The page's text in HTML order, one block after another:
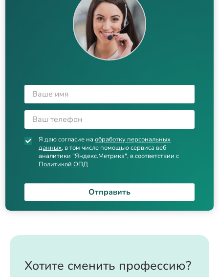
Я даю согласие наобработку персональных
данных, в том числе помощью сервиса веб-
аналитики "Яндекс.Метрика", в соответствии с
Политикой ОПД
Отправить
Хотите сменить профессию?